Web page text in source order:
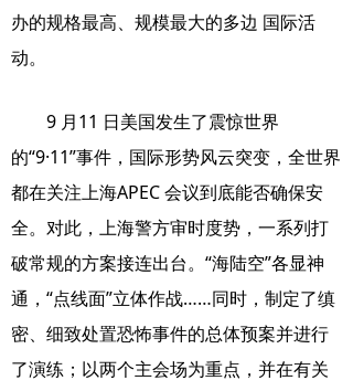
办的规格最高、规模最大的多边 国际活
动。
9 月11 日美国发生了震惊世界
的“9·11”事件，国际形势风云突变，全世界
都在关注上海APEC 会议到底能否确保安
全。对此，上海警方审时度势，一系列打
破常规的方案接连出台。“海陆空”各显神
通，“点线面”立体作战……同时，制定了缜
密、细致处置恐怖事件的总体预案并进行
了演练；以两个主会场为重点，并在有关